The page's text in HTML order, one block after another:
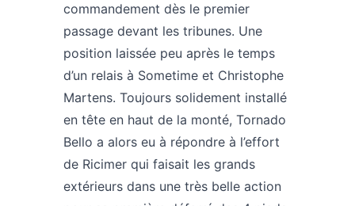
commandement dès le premier
passage devant les tribunes. Une
position laissée peu après le temps
d’un relais à Sometime et Christophe
Martens. Toujours solidement installé
en tête en haut de la monté, Tornado
Bello a alors eu à répondre à l’effort
de Ricimer qui faisait les grands
extérieurs dans une très belle action